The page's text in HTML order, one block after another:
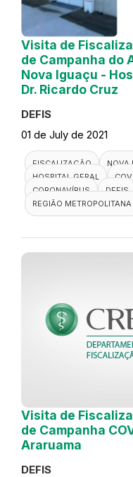
Visita de
de Campanha do
Nova Iguaçu -
Dr. Ricardo Cruz
DEFIS
01 de July de 2021
FISCALIZAÇÃO
NOVA
HOSPITAL GERAL
CORONAVÍRUS
DEFIS
REGIÃO METROPOLITANA
Visita de
de Campanha
Araruama
DEFIS